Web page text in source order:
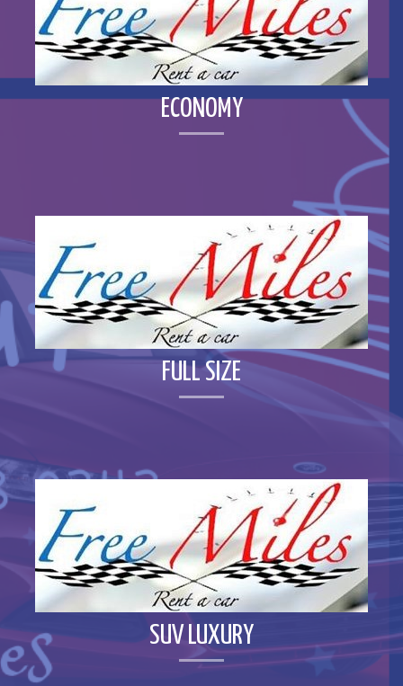
ECONOMY
FULL SIZE
SUV LUXURY